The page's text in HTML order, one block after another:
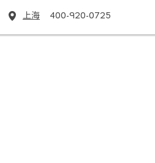
上海 400-920-0725